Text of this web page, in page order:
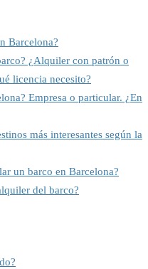
Barcelona?
¿Alquiler con patrón o
licencia necesito?
Empresa o particular. ¿En
más interesantes según la
un barco en Barcelona?
del barco?